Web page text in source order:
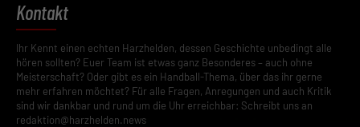
Kontakt
Ihr Kennt einen echten Harzhelden, dessen Geschichte unbedingt alle
hören sollten? Euer Team ist etwas ganz Besonderes – auch ohne
Meisterschaft? Oder gibt es ein Handball-Thema, über das ihr gerne
mehr erfahren möchtet? Für alle Fragen, Anregungen und auch Kritik
sind wir dankbar und rund um die Uhr erreichbar: Schreibt uns an
redaktion@harzhelden.news